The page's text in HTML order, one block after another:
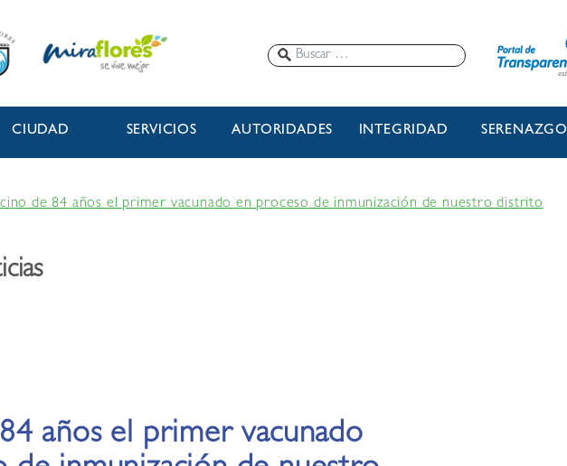
CIUDAD SERVICIOS AUTORIDADES INTEGRIDAD SERENAZGO
de 84 años el primer vacunado en proceso de inmunización de nuestro distrito
años el primer vacunado